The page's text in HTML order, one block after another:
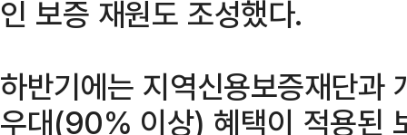
인 보증 재원도 조성했다.
하반기에는 지역신용보증재단과
우대(90% 이상) 혜택이 적용된